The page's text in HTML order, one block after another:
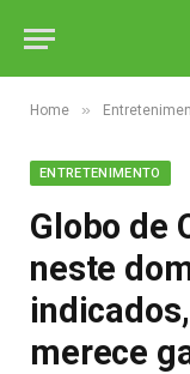
Home »
ENTRETENIMENTO
Globo de
neste
merece